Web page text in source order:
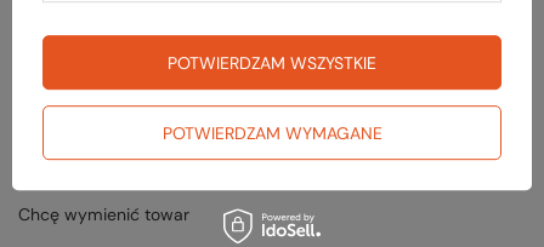
Status zamówienia
Chcę zareklamować produkt
Odstąp od umowy tutaj
Chcę wymienić towar
POTWIERDZAM WYMAGANE
POTWIERDZAM WSZYSTKIE